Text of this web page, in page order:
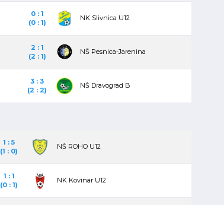
0 : 1
(0 : 1)
NK Slivnica U12
2 : 1
(2 : 1)
NŠ Pesnica-Jarenina
3 : 3
(2 : 2)
NŠ Dravograd B
1 : 5
(1 : 0)
NŠ ROHO U12
1 : 1
(0 : 1)
NK Kovinar U12